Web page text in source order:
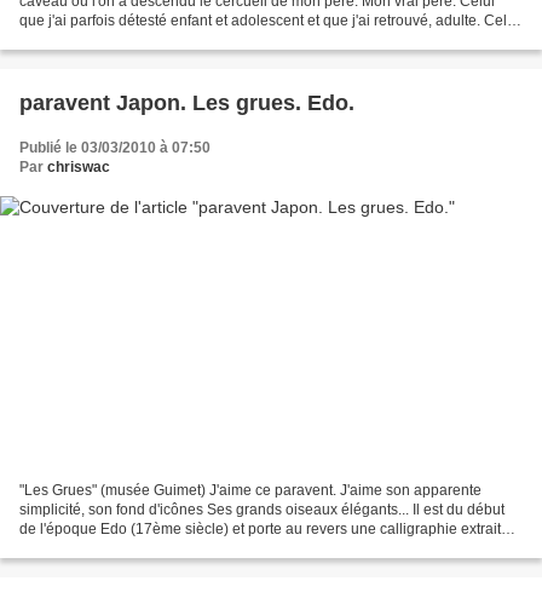
que j'ai parfois détesté enfant et adolescent et que j'ai retrouvé, adulte. Celui
paravent Japon. Les grues. Edo.
Publié le 03/03/2010 à 07:50
Par chriswac
"Les Grues" (musée Guimet) J'aime ce paravent. J'aime son apparente
simplicité, son fond d'icônes Ses grands oiseaux élégants... Il est du début
de l'époque Edo (17ème siècle) et porte au revers une calligraphie extraite